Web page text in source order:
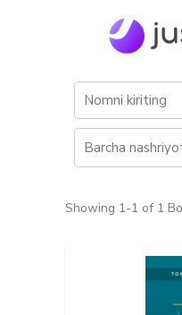
Showing 1-1 of 1